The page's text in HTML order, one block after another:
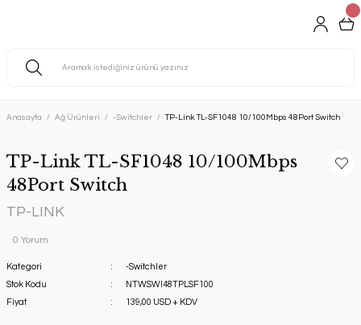
Anasayfa Ağ Ürünleri -Switchler TP-Link TL-SF1048 10/100Mbps 48Port Switch
TP-Link TL-SF1048 10/100Mbps
48Port Switch
TP-LINK
0 Yorum
Kategori
-Switchler
Stok Kodu
NTWSWI48TPLSF100
Fiyat
139,00 USD + KDV